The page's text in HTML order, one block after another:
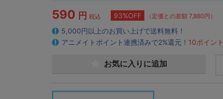
590 円 税込 93%OFF （定価との差額 7,880円）
5,000円以上のお買い上げで送料無料！
アニメイトポイント連携済みで2%還元！ 10ポイント
お気に入りに追加